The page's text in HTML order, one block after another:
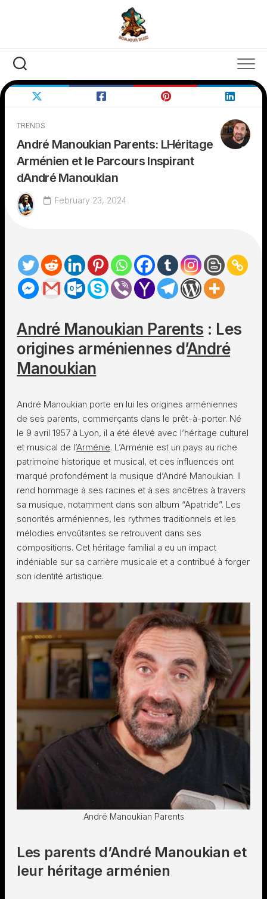
TRENDS
André Manoukian Parents: LHéritage
Arménien et le Parcours Inspirant
dAndré Manoukian
February 23, 2024
André Manoukian Parents : Les
origines arméniennes d’André
Manoukian
André Manoukian porte en lui les origines arméniennes
de ses parents, commerçants dans le prêt-à-porter. Né
le 9 avril 1957 à Lyon, il a été élevé avec l’héritage culturel
et musical de l’Arménie. L’Arménie est un pays au riche
patrimoine historique et musical, et ces influences ont
marqué profondément la musique d’André Manoukian. Il
rend hommage à ses racines et à ses ancêtres à travers
sa musique, notamment dans son album “Apatride”. Les
sonorités arméniennes, les rythmes traditionnels et les
mélodies envoûtantes se retrouvent dans ses
compositions. Cet héritage familial a eu un impact
indéniable sur sa carrière musicale et a contribué à forger
son identité artistique.
André Manoukian Parents
Les parents d’André Manoukian et
leur héritage arménien